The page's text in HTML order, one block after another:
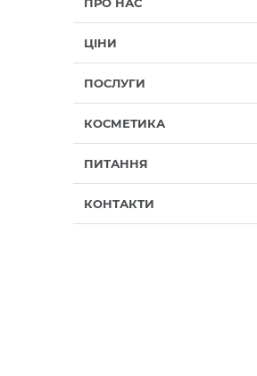
ЦІНИ
ПОСЛУГИ
КОСМЕТИКА
ПИТАННЯ
КОНТАКТИ